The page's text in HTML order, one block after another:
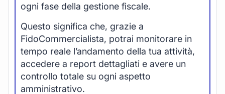
ogni fase della gestione fiscale.
Questo significa che, grazie a
FidoCommercialista, potrai monitorare in
tempo reale l’andamento della tua attività,
accedere a report dettagliati e avere un
controllo totale su ogni aspetto
amministrativo.